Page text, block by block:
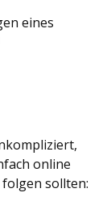
eines
online
folgen sollten: